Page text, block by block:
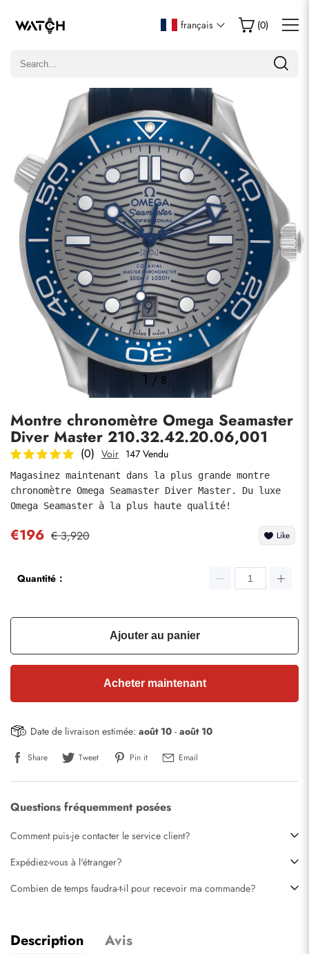
français (0)
1 / 8
Montre chronomètre Omega Seamaster
Diver Master 210.32.42.20.06,001
(0) Voir 147 Vendu
Magasinez maintenant dans la plus grande montre
chronomètre Omega Seamaster Diver Master. Du luxe
Omega Seamaster à la plus haute qualité!
€196 € 3,920 Like
Quantité：
Ajouter au panier
Acheter maintenant
Date de livraison estimée: août 10 - août 10
Share Tweet Pin it Email
Questions fréquemment posées
Comment puis-je contacter le service client?
Expédiez-vous à l'étranger?
Combien de temps faudra-t-il pour recevoir ma commande?
Description Avis
Écrire un commentaire
Seuls les clients ayant acheté cet article sont autorisés à
Email
commentaires
soumettre